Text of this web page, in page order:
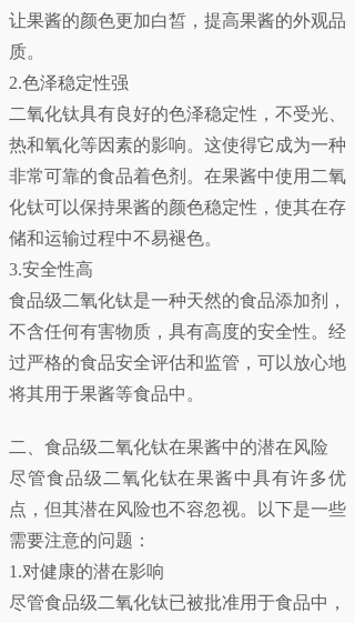
让果酱的颜色更加白皙，提高果酱的外观品
质。
2.色泽稳定性强
二氧化钛具有良好的色泽稳定性，不受光、
热和氧化等因素的影响。这使得它成为一种
非常可靠的食品着色剂。在果酱中使用二氧
化钛可以保持果酱的颜色稳定性，使其在存
储和运输过程中不易褪色。
3.安全性高
食品级二氧化钛是一种天然的食品添加剂，
不含任何有害物质，具有高度的安全性。经
过严格的食品安全评估和监管，可以放心地
将其用于果酱等食品中。
二、食品级二氧化钛在果酱中的潜在风险
尽管食品级二氧化钛在果酱中具有许多优
点，但其潜在风险也不容忽视。以下是一些
需要注意的问题：
1.对健康的潜在影响
尽管食品级二氧化钛已被批准用于食品中，